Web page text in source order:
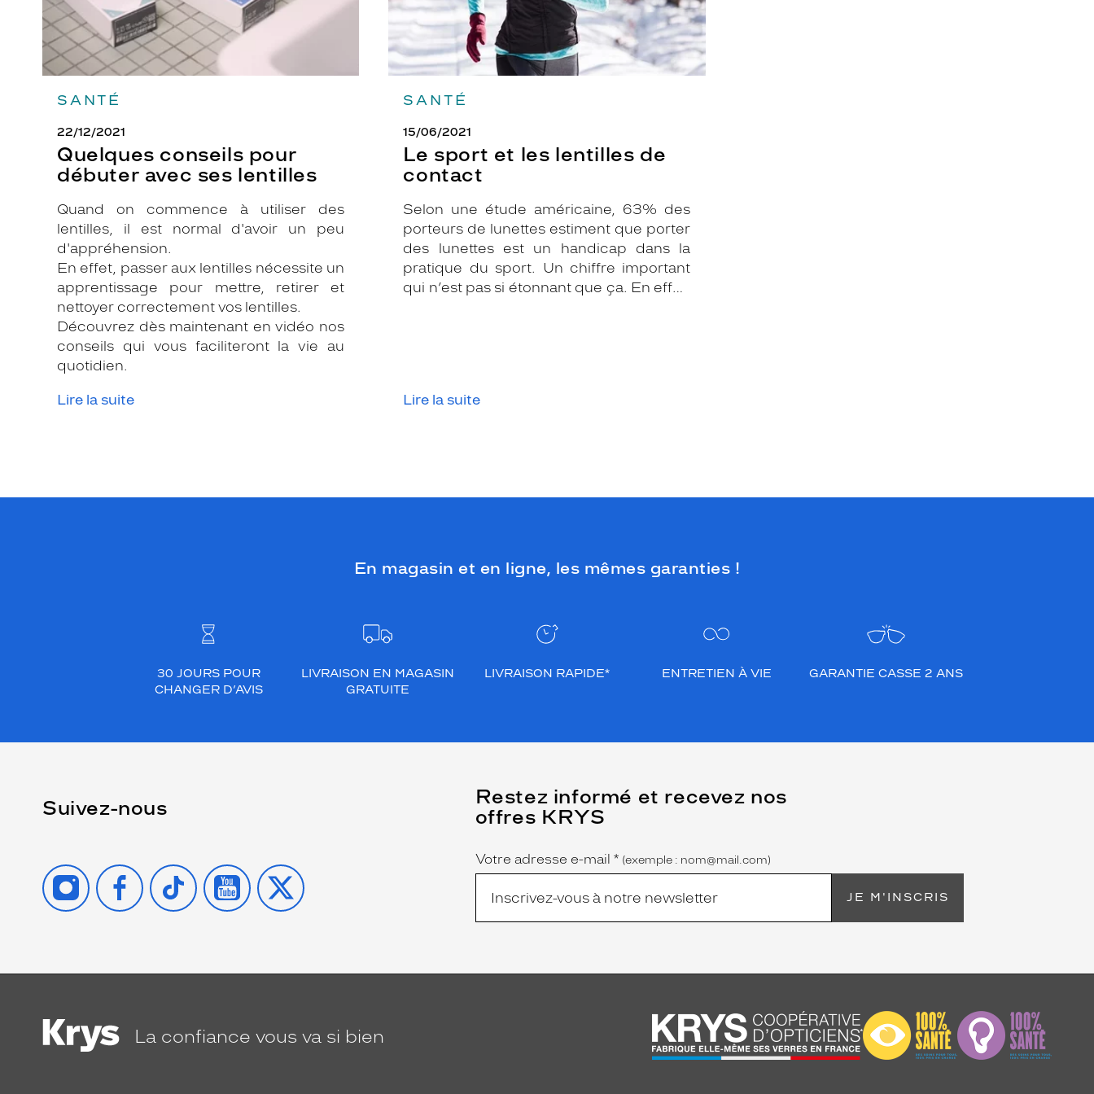
SANTÉ
22/12/2021
Quelques conseils pour
débuter avec ses lentilles
Quand on commence à utiliser des
lentilles, il est normal d'avoir un peu
d'appréhension.
En effet, passer aux lentilles nécessite un
apprentissage pour mettre, retirer et
nettoyer correctement vos lentilles.
Découvrez dès maintenant en vidéo nos
conseils qui vous faciliteront la vie au
quotidien.
Lire la suite
SANTÉ
15/06/2021
Le sport et les lentilles de
contact
Selon une étude américaine, 63% des
porteurs de lunettes estiment que porter
des lunettes est un handicap dans la
pratique du sport. Un chiffre important
qui n’est pas si étonnant que ça. En effet,
Lire la suite
En magasin et en ligne, les mêmes garanties !
30 JOURS POUR
CHANGER D’AVIS
LIVRAISON EN MAGASIN
GRATUITE
LIVRAISON RAPIDE* ENTRETIEN À VIE GARANTIE CASSE 2 ANS
Suivez-nous
INSTAGRAMFACEBOOK
TIKTOK YOUTUBE
X
Restez informé et recevez nos
offres KRYS
Name
Votre adresse e-mail *
(Ce
champ
est
obligatoire)
(exemple : nom@mail.com)
JE M'INSCRIS
La confiance vous va si bien